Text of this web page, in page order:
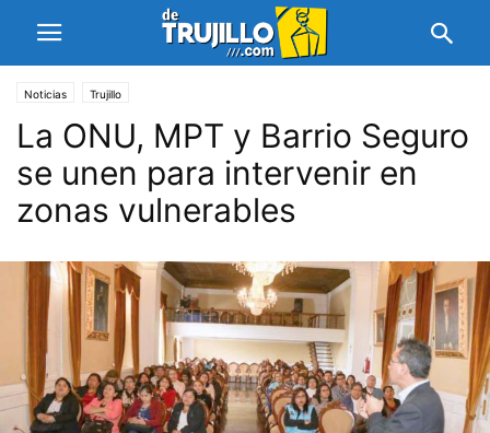
Noticias Trujillo
La ONU, MPT y Barrio Seguro
se unen para intervenir en
zonas vulnerables